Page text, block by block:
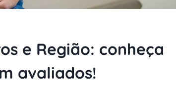
e Região: conheça
avaliados!